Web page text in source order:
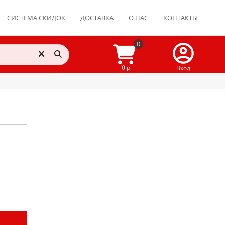
СИСТЕМА СКИДОК ДОСТАВКА О НАС КОНТАКТЫ
0
0 р
Вход